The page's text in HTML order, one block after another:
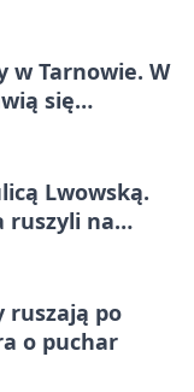
w Tarnowie. W
się
Lwowską.
ruszyli na
ruszają po
o puchar